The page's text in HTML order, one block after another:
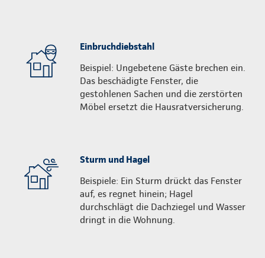
Einbruchdiebstahl
Beispiel: Ungebetene Gäste brechen ein.
Das beschädigte Fenster, die
gestohlenen Sachen und die zerstörten
Möbel ersetzt die Hausratversicherung.
Sturm und Hagel
Beispiele: Ein Sturm drückt das Fenster
auf, es regnet hinein; Hagel
durchschlägt die Dachziegel und Wasser
dringt in die Wohnung.